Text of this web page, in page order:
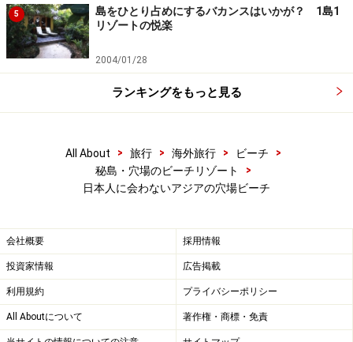
5
島をひとり占めにするバカンスはいかが？ 1島1
リゾートの悦楽
2004/01/28
ランキングをもっと見る
All About > 旅行 > 海外旅行 > ビーチ
>
秘島・穴場のビーチリゾート
>
日本人に会わないアジアの穴場ビーチ
会社概要 採用情報
投資家情報 広告掲載
利用規約 プライバシーポリシー
All Aboutについて 著作権・商標・免責